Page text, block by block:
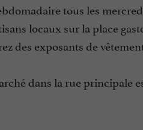
tous les
locaux sur la place
des exposants de
dans la rue principale